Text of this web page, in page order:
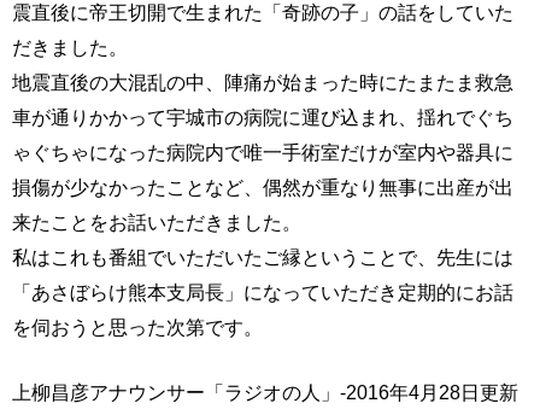
震直後に帝王切開で生まれた「奇跡の子」の話をしていた
だきました。
地震直後の大混乱の中、陣痛が始まった時にたまたま救急
車が通りかかって宇城市の病院に運び込まれ、揺れでぐち
ゃぐちゃになった病院内で唯一手術室だけが室内や器具に
損傷が少なかったことなど、偶然が重なり無事に出産が出
来たことをお話いただきました。
私はこれも番組でいただいたご縁ということで、先生には
「あさぼらけ熊本支局長」になっていただき定期的にお話
を伺おうと思った次第です。
上柳昌彦アナウンサー「ラジオの人」-2016年4月28日更新